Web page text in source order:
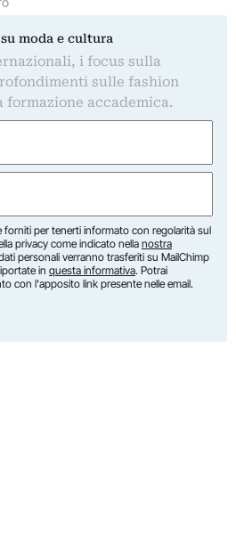
moda e cultura
i focus sulla
sulle fashion
accademica.
forniti per tenerti informato con regolarità sul
privacy come indicato nella nostra
personali verranno trasferiti su MailChimp
in questa informativa. Potrai
con l'apposito link presente nelle email.